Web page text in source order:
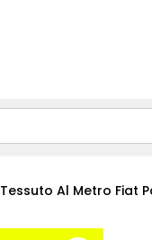
Tessuto Al Metro Fiat